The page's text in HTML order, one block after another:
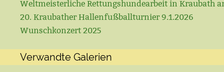
Weltmeisterliche Rettungshundearbeit in Kraubath
20. Kraubather Hallenfußballturnier 9.1.2026
Wunschkonzert 2025
Verwandte Galerien